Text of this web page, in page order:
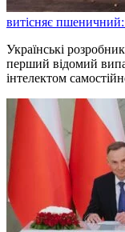
витісняє
Українські
перший відомий
інтелектом